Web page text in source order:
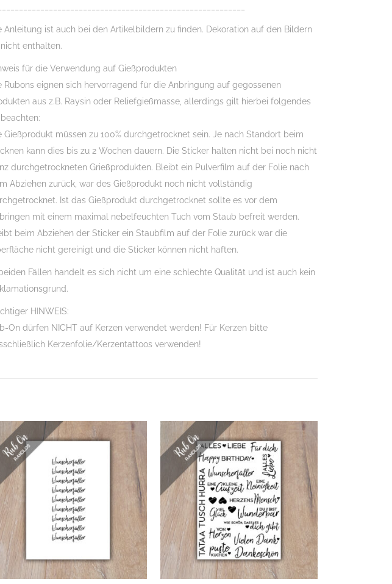
Anleitung ist auch bei den Artikelbildern zu finden. Dekoration auf den Bildern
enthalten.
für die Verwendung auf Gießprodukten
Rubons eignen sich hervorragend für die Anbringung auf gegossenen
aus z.B. Raysin oder Reliefgießmasse, allerdings gilt hierbei folgendes
Gießprodukt müssen zu 100% durchgetrocknet sein. Je nach Standort beim
kann dies bis zu 2 Wochen dauern. Die Sticker halten nicht bei noch nicht
durchgetrockneten Grießprodukten. Bleibt ein Pulverfilm auf der Folie nach
Abziehen zurück, war des Gießprodukt noch nicht vollständig
Ist das Gießprodukt durchgetrocknet sollte es vor dem
mit einem maximal nebelfeuchten Tuch vom Staub befreit werden.
beim Abziehen der Sticker ein Staubfilm auf der Folie zurück war die
nicht gereinigt und die Sticker können nicht haften.
Fällen handelt es sich nicht um eine schlechte Qualität und ist auch kein
HINWEIS:
On dürfen NICHT auf Kerzen verwendet werden! Für Kerzen bitte
Kerzenfolie/Kerzentattoos verwenden!